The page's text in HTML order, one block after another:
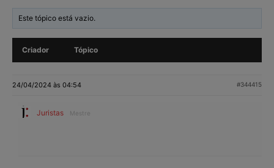
Este tópico está vazio.
Criador Tópico
24/04/2024 às 04:54 #344415
Juristas Mestre